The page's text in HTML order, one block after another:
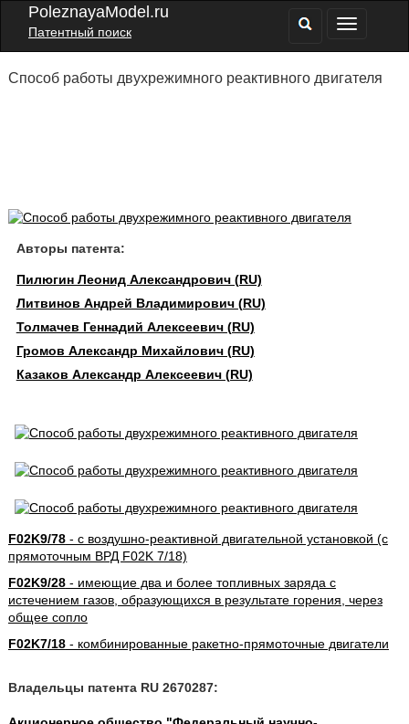
PoleznayaModel.ru
Патентный поиск
Способ работы двухрежимного реактивного двигателя
Авторы патента:
Пилюгин Леонид Александрович (RU)
Литвинов Андрей Владимирович (RU)
Толмачев Геннадий Алексеевич (RU)
Громов Александр Михайлович (RU)
Казаков Александр Алексеевич (RU)
F02K9/78- с воздушно-реактивной двигательной установкой (с
прямоточным ВРД F02K 7/18)
F02K9/28- имеющие два и более топливных заряда с
истечением газов, образующихся в результате горения, через
общее сопло
F02K7/18- комбинированные ракетно-прямоточные двигатели
Владельцы патента RU 2670287: